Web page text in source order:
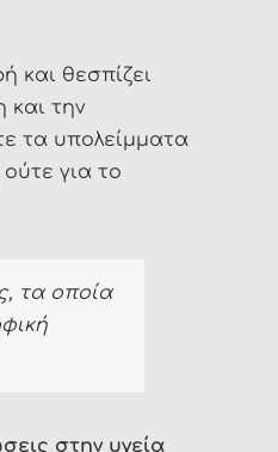
και θεσπίζει
και την
τα υπολείμματα
για το
τα οποία
στην υγεία